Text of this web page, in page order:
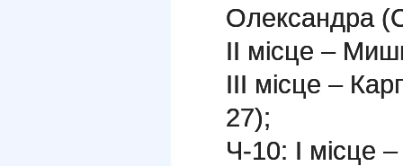
Олександра
ІІ місце –
ІІІ місце –
27);
Ч-10: І місце